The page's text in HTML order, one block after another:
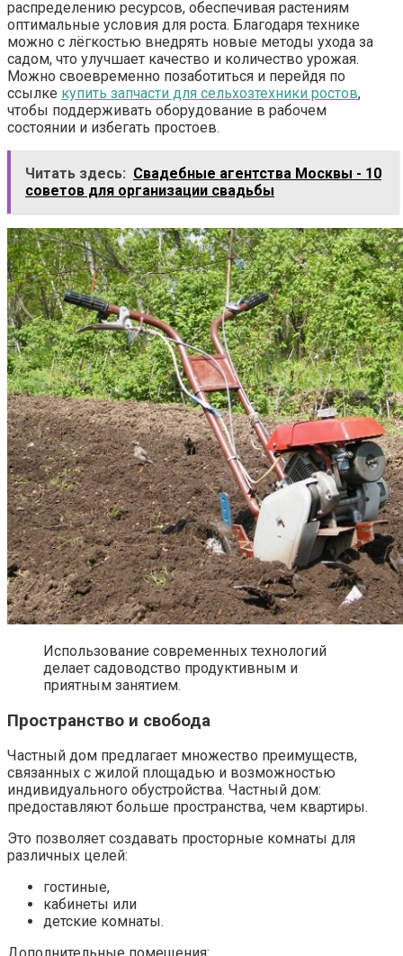
распределению ресурсов, обеспечивая растениям
оптимальные условия для роста. Благодаря технике
можно с лёгкостью внедрять новые методы ухода за
садом, что улучшает качество и количество урожая.
Можно своевременно позаботиться и перейдя по
ссылке купить запчасти для сельхозтехники ростов,
чтобы поддерживать оборудование в рабочем
состоянии и избегать простоев.
Читать здесь: Свадебные агентства Москвы - 10
советов для организации свадьбы
Использование современных технологий
делает садоводство продуктивным и
приятным занятием.
Пространство и свобода
Частный дом предлагает множество преимуществ,
связанных с жилой площадью и возможностью
индивидуального обустройства. Частный дом:
предоставляют больше пространства, чем квартиры.
Это позволяет создавать просторные комнаты для
различных целей:
гостиные,
кабинеты или
детские комнаты.